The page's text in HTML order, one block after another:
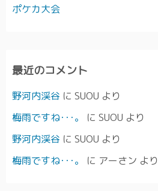
ポケカ大会
最近のコメント
野河内渓谷 に SUOU より
梅雨ですね･･･。
に SUOU より
野河内渓谷 に SUOU より
梅雨ですね･･･。
に アーさン より